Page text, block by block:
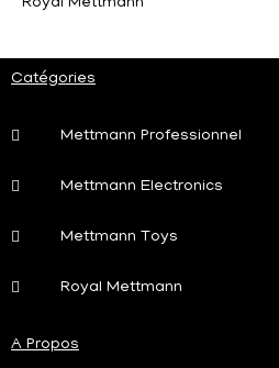
Royal Mettmann
Catégories
Mettmann Professionnel
Mettmann Electronics
Mettmann Toys
Royal Mettmann
A Propos